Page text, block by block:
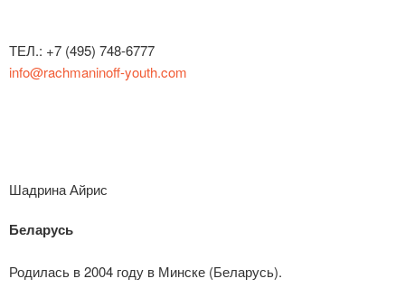
ТЕЛ.: +7 (495) 748-6777
info@rachmaninoff-youth.com
Шадрина Айрис
Беларусь
Родилась в 2004 году в Минске (Беларусь).